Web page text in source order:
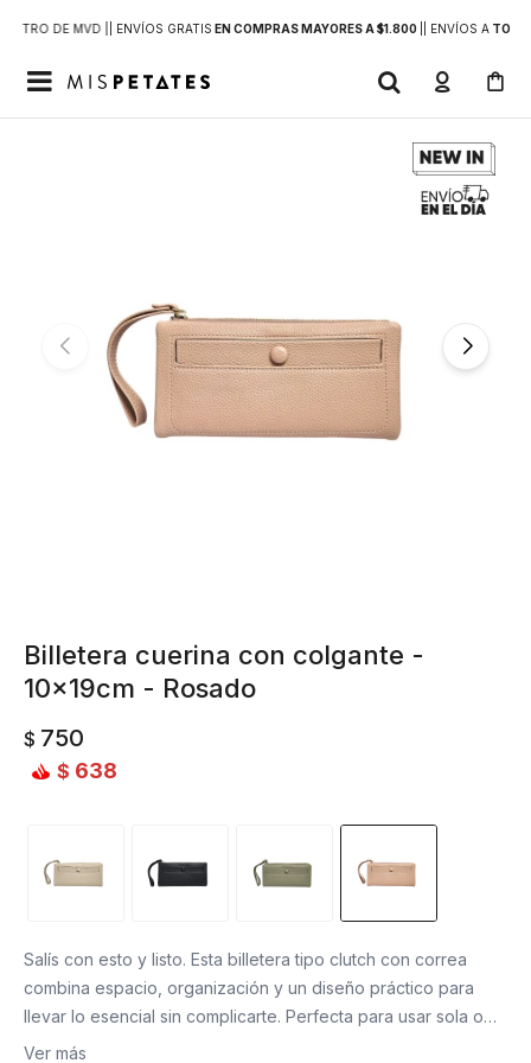
DE MVD | | ENVÍOS GRATIS EN COMPRAS MAYORES A $1.800 | ENVÍOS ATODO

Billetera cuerina con colgante -
10x19cm - Rosado
$ 750
$ 638
Salís con esto y listo. Esta billetera tipo clutch con correa
combina espacio, organización y un diseño práctico para
llevar lo esencial sin complicarte. Perfecta para usar sola o
dentro del bolso, con todo a mano y bien ordenado.
Ver más